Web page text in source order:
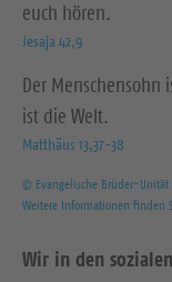
euch hören.
Jesaja 42,9
Der Menschensohn
ist die Welt.
Matthäus 13,37-38
© Evangelische Brüder-
Weitere Informationen finden
Wir in den